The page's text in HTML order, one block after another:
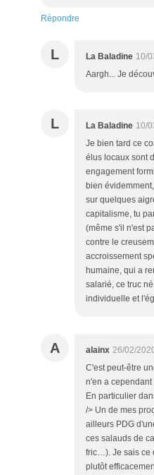
Répondre
L La Baladine 10/
Aargh... Je
L La Baladine 10/
Je bien tard ce
élus locaux sont
engagement
bien
sur quelques
capitalisme, tu
(même s'il n'est
contre le
accroissement
humaine, qui a
salarié, ce truc
individuelle et
A alainx 26/02/
C'est peut-être
n'en a
En particulier
/> Un de mes
ailleurs PDG
ces salauds de
fric…). Je sais ce
plutôt